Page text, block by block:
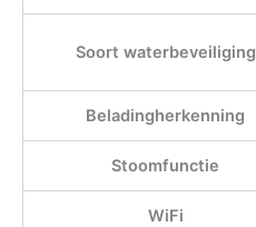
Soort waterbeveiliging
Beladingherkenning
Stoomfunctie
WiFi